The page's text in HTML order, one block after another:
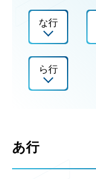
な行
ら行
あ行